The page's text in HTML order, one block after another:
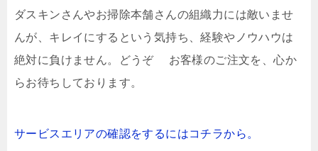
ダスキンさんやお掃除本舗さんの組織力には敵いませ
んが、キレイにするという気持ち、経験やノウハウは
絶対に負けません。どうぞ お客様のご注文を、心か
らお待ちしております。
サービスエリアの確認をするにはコチラから。